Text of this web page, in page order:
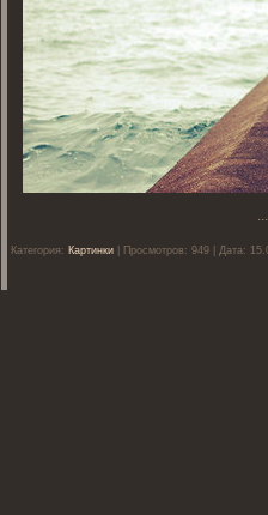
Категория: Картинки | Просмотров: 949 | Дата: